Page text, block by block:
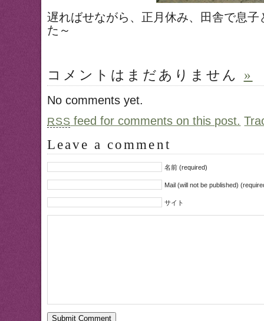
遅ればせながら、正月休み、田舎で息
た～
コメントはまだありません »
No comments yet.
RSS feed for comments on this post.
Leave a comment
名前 (required)
Mail (will not be published)
サイト